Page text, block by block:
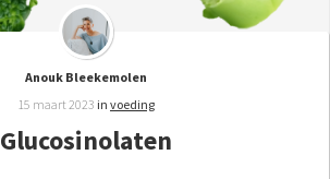
Anouk Bleekemolen
15 maart 2023 in voeding
Glucosinolaten